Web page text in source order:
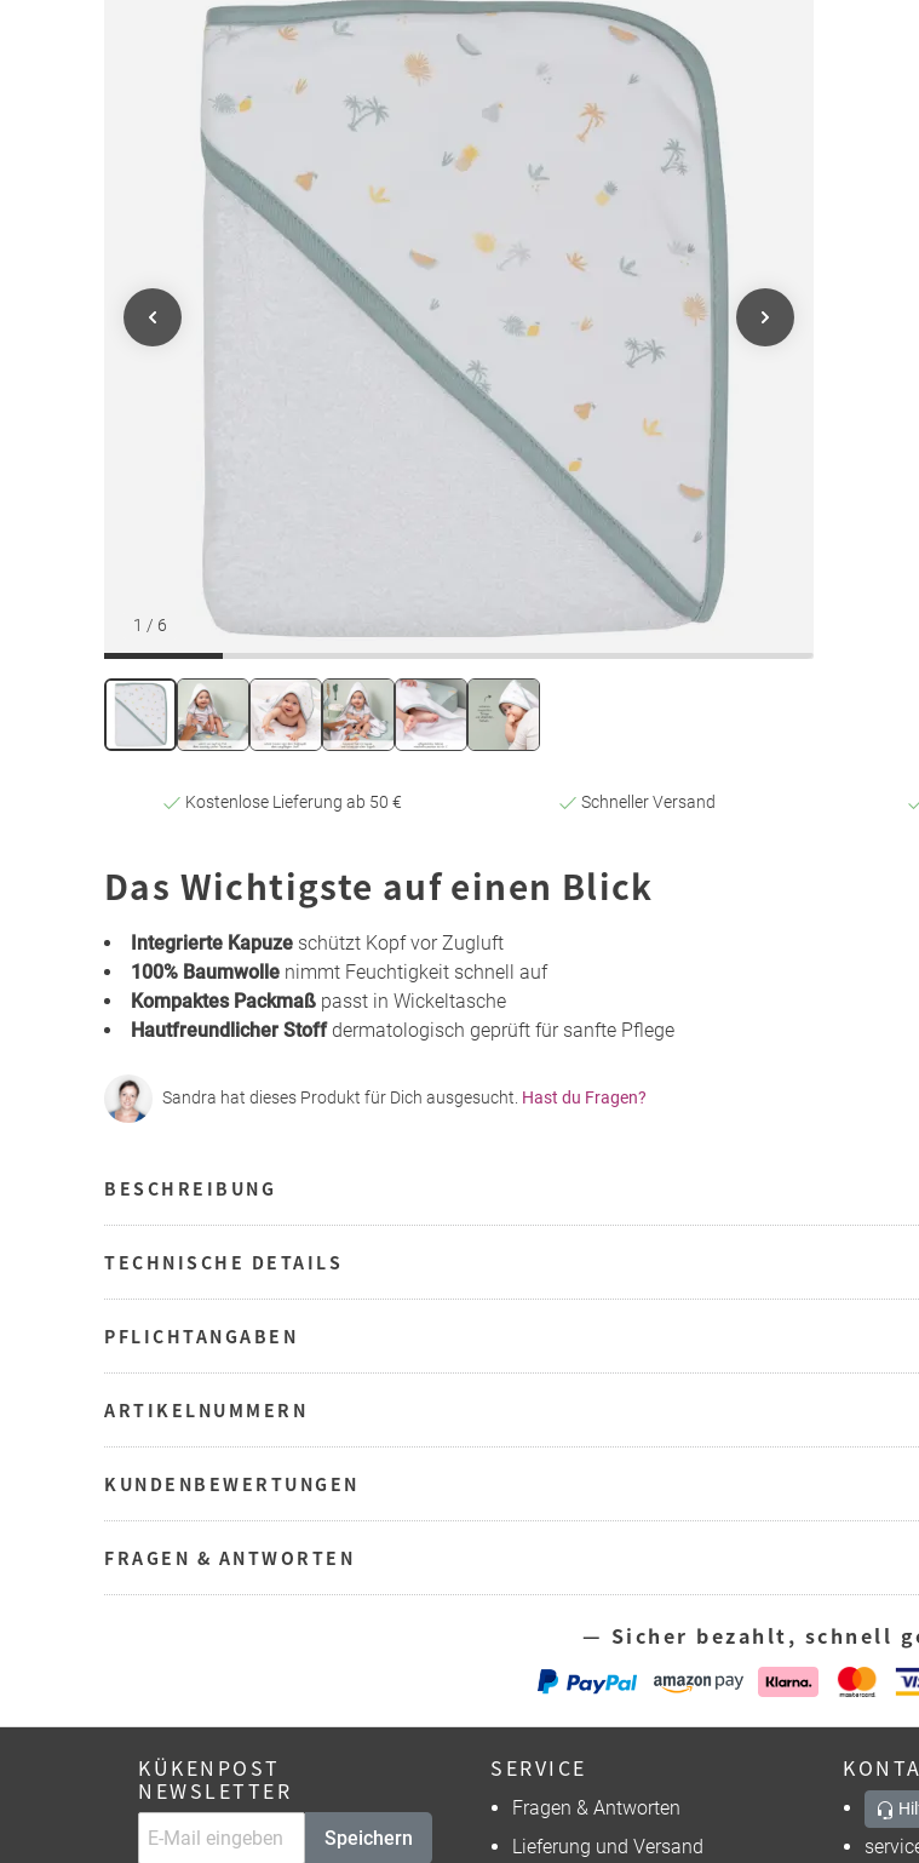
1 / 6
Kostenlose Lieferung ab 50 € Schneller Versand
Das Wichtigste auf einen Blick
Integrierte Kapuze schützt Kopf vor Zugluft
100% Baumwolle nimmt Feuchtigkeit schnell auf
Kompaktes Packmaß passt in Wickeltasche
Hautfreundlicher Stoffdermatologisch geprüft für sanfte Pflege
Sandra hat dieses Produkt für Dich ausgesucht. Hast du Fragen?
BESCHREIBUNG
TECHNISCHE DETAILS
PFLICHTANGABEN
ARTIKELNUMMERN
KUNDENBEWERTUNGEN
FRAGEN & ANTWORTEN
— Sicher bezahlt, schnell
KÜKENPOST
NEWSLETTER
Speichern
SERVICE
Fragen & Antworten
Lieferung und Versand